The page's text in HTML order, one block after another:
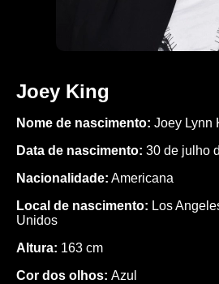
Joey King
Nome de nascimento: Joey Lynn
Data de nascimento: 30 de julho
Nacionalidade: Americana
Local de nascimento: Los
Unidos
Altura: 163 cm
Cor dos olhos: Azul